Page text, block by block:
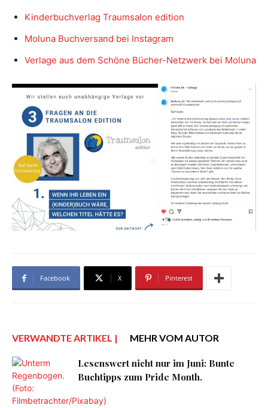
Kinderbuchverlag Traumsalon edition
Moluna Buchversand bei Instagram
Verlage aus dem Schöne Bücher-Netzwerk bei Moluna
Facebook X Pinterest
VERWANDTE ARTIKEL | MEHR VOM AUTOR
Lesenswert nicht nur im Juni: Bunte
Buchtipps zum Pride Month.